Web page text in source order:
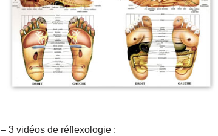
– 3 vidéos de réflexologie :